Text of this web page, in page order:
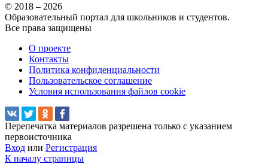
© 2018 – 2026
Образовательный портал для школьников и студентов.
Все права защищены
О проекте
Контакты
Политика конфиденциальности
Пользовательское соглашение
Условия использования файлов cookie
Перепечатка материалов разрешена только с указанием
первоисточника
Вход или Регистрация
К началу страницы